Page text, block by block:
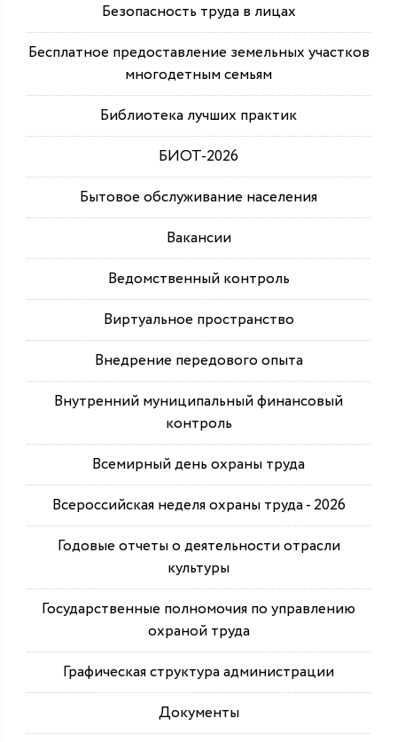
Безопасность труда в лицах
Бесплатное предоставление земельных участков
многодетным семьям
Библиотека лучших практик
БИОТ-2026
Бытовое обслуживание населения
Вакансии
Ведомственный контроль
Виртуальное пространство
Внедрение передового опыта
Внутренний муниципальный финансовый
контроль
Всемирный день охраны труда
Всероссийская неделя охраны труда - 2026
Годовые отчеты о деятельности отрасли
культуры
Государственные полномочия по управлению
охраной труда
Графическая структура администрации
Документы